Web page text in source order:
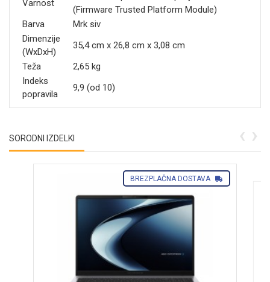
Varnost
(Firmware Trusted Platform Module)
Barva
Mrk siv
Dimenzije
(WxDxH)
35,4 cm x 26,8 cm x 3,08 cm
Teža
2,65 kg
Indeks
popravila
9,9 (od 10)
SORODNI IZDELKI
BREZPLAČNA DOSTAVA
‹ ›